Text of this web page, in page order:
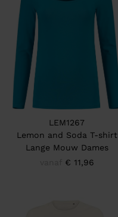
LEM1267
Lemon and Soda T-shirt
Lange Mouw Dames
€ 11,96